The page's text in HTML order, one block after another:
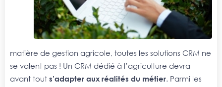
matière de gestion agricole, toutes les solutions CRM ne
se valent pas ! Un CRM dédié à l’agriculture devra
avant tout s’adapter aux réalités du métier. Parmi les